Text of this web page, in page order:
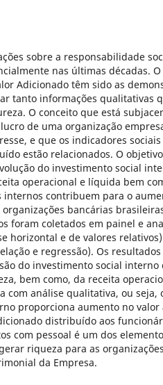
sobre a responsabilidade
nas últimas décadas. O
Adicionado têm sido as
tanto informações qualitativas
O conceito que está
de uma organização
e que os indicadores
estão relacionados. O
do investimento social
operacional e líquida bem
internos contribuem para o
bancárias
foram coletados em painel e
horizontal e de valores
e regressão). Os
do investimento social interno
bem como, da receita
com análise qualitativa, ou seja,
proporciona aumento no valor
distribuído aos
com pessoal é um dos
riqueza para as
da Empresa.